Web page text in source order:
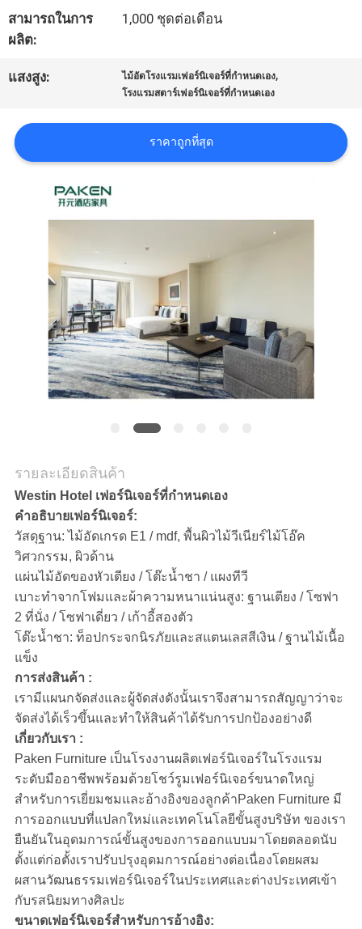
เรา
ขอ
ใบ
เสนอ
แผนผัง
เว็บไซต์
PRIVACY
POLICY
สามารถในการ
ผลิต:
1,000 ชุดต่อเดือน
แสงสูง: ไม้อัดโรงแรมเฟอร์นิเจอร์ที่กำหนดเอง,
โรงแรมสตาร์เฟอร์นิเจอร์ที่กำหนดเอง
ราคาถูกที่สุด
รายละเอียดสินค้า
Westin Hotel เฟอร์นิเจอร์ที่กำหนดเอง
คำอธิบายเฟอร์นิเจอร์:
วัสดุฐาน: ไม้อัดเกรด E1 / mdf, พื้นผิวไม้วีเนียร์ไม้โอ๊ค
วิศวกรรม, ผิวด้าน
แผ่นไม้อัดของหัวเตียง / โต๊ะน้ำชา / แผงทีวี
เบาะทำจากโฟมและผ้าความหนาแน่นสูง: ฐานเตียง / โซฟา
2 ที่นั่ง / โซฟาเดี่ยว / เก้าอี้สองตัว
โต๊ะน้ำชา: ท็อปกระจกนิรภัยและสแตนเลสสีเงิน / ฐานไม้เนื้อ
แข็ง
การส่งสินค้า :
เรามีแผนกจัดส่งและผู้จัดส่งดังนั้นเราจึงสามารถสัญญาว่าจะ
จัดส่งได้เร็วขึ้นและทำให้สินค้าได้รับการปกป้องอย่างดี
เกี่ยวกับเรา :
Paken Furniture เป็นโรงงานผลิตเฟอร์นิเจอร์ในโรงแรม
ระดับมืออาชีพพร้อมด้วยโชว์รูมเฟอร์นิเจอร์ขนาดใหญ่
สำหรับการเยี่ยมชมและอ้างอิงของลูกค้าPaken Furniture มี
การออกแบบที่แปลกใหม่และเทคโนโลยีขั้นสูงบริษัท ของเรา
ยืนยันในอุดมการณ์ขั้นสูงของการออกแบบมาโดยตลอดนับ
ตั้งแต่ก่อตั้งเราปรับปรุงอุดมการณ์อย่างต่อเนื่องโดยผสม
ผสานวัฒนธรรมเฟอร์นิเจอร์ในประเทศและต่างประเทศเข้า
กับรสนิยมทางศิลปะ
ขนาดเฟอร์นิเจอร์สำหรับการอ้างอิง: